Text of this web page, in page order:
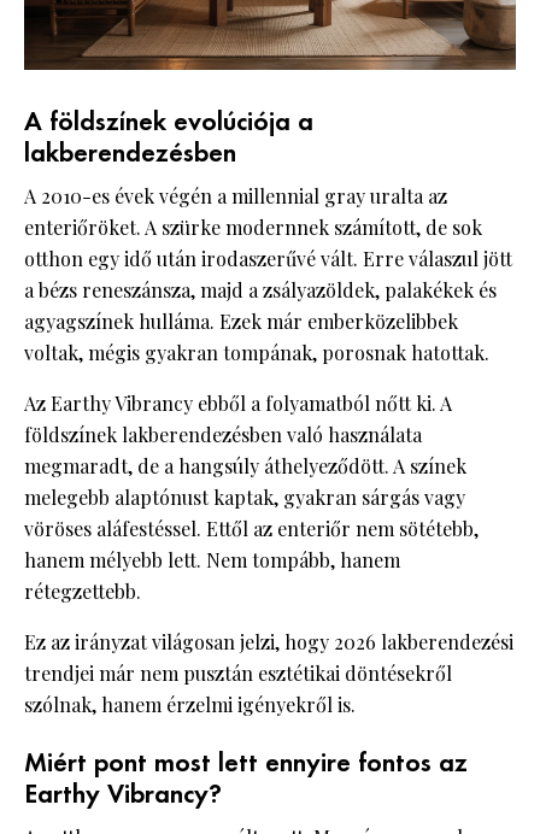
A földszínek evolúciója a
lakberendezésben
A 2010-es évek végén a millennial gray uralta az
enteriőröket. A szürke modernnek számított, de sok
otthon egy idő után irodaszerűvé vált. Erre válaszul jött
a bézs reneszánsza, majd a zsályazöldek, palakékek és
agyagszínek hulláma. Ezek már emberközelibbek
voltak, mégis gyakran tompának, porosnak hatottak.
Az Earthy Vibrancy ebből a folyamatból nőtt ki. A
földszínek lakberendezésben való használata
megmaradt, de a hangsúly áthelyeződött. A színek
melegebb alaptónust kaptak, gyakran sárgás vagy
vöröses aláfestéssel. Ettől az enteriőr nem sötétebb,
hanem mélyebb lett. Nem tompább, hanem
rétegzettebb.
Ez az irányzat világosan jelzi, hogy 2026 lakberendezési
trendjei már nem pusztán esztétikai döntésekről
szólnak, hanem érzelmi igényekről is.
Miért pont most lett ennyire fontos az
Earthy Vibrancy?